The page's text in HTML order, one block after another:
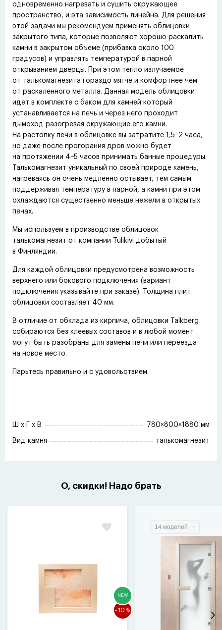
одновременно нагревать и сушить окружающее
пространство, и эта зависимость линейна. Для решения
этой задачи мы рекомендуем применять облицовки
закрытого типа, которые позволяют хорошо раскалить
камни в закрытом объеме (прибавка около 100
градусов) и управлять температурой в парной
открыванием дверцы. При этом тепло излучаемое
от талькомагнезита гораздо мягче и комфортнее чем
от раскаленного металла. Данная модель облицовки
идет в комплекте с баком для камней который
устанавливается на печь и через него проходит
дымоход разогревая окружающие его камни.
На растопку печи в облицовке вы затратите 1,5−2 часа,
но даже после прогорания дров можно будет
на протяжении 4−5 часов принимать банные процедуры.
Талькомагнезит уникальный по своей природе камень,
нагреваясь он очень медленно остывает, тем самым
поддерживая температуру в парной, а камни при этом
охлаждаются существенно меньше нежели в открытых
печах.
Мы используем в производстве облицовок
талькомагнезит от компании Tulikivi добытый
в Финляндии.
Для каждой облицовки предусмотрена возможность
верхнего или бокового подключения (вариант
подключения указывайте при заказе). Толщина плит
облицовки составляет 40 мм.
В отличие от обклада из кирпича, облицовки Talkberg
собираются без клеевых составов и в любой момент
могут быть разобраны для замены печи или переезда
на новое место.
Парьтесь правильно и с удовольствием.
Ш x Г x В 780×800×1880 мм
Вид камня талькомагнезит
О, скидки! Надо брать
NEW
-10%
14 моделей